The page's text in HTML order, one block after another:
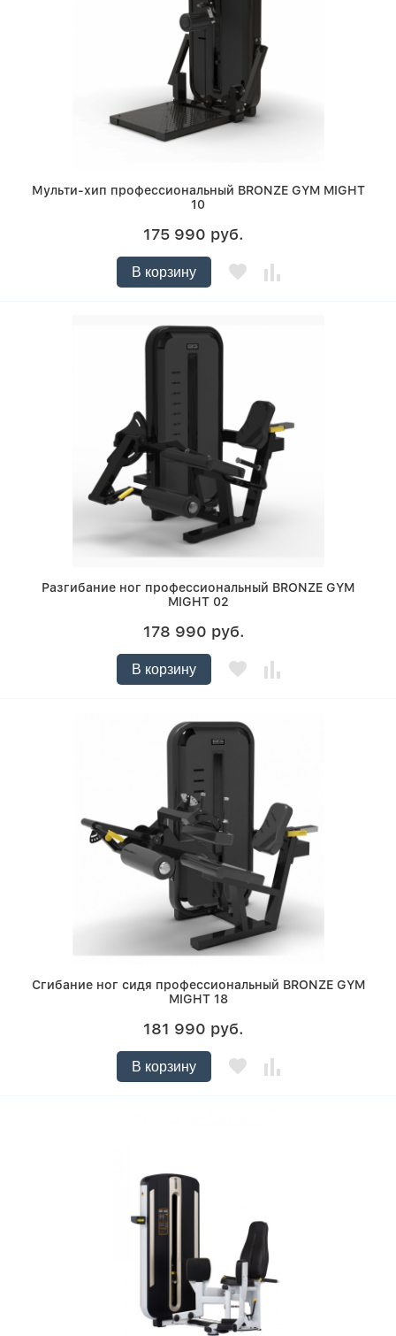
Мульти-хип профессиональный BRONZE GYM MIGHT
10
175 990 руб.
В корзину
Разгибание ног профессиональный BRONZE GYM
MIGHT 02
178 990 руб.
В корзину
Сгибание ног сидя профессиональный BRONZE GYM
MIGHT 18
181 990 руб.
В корзину